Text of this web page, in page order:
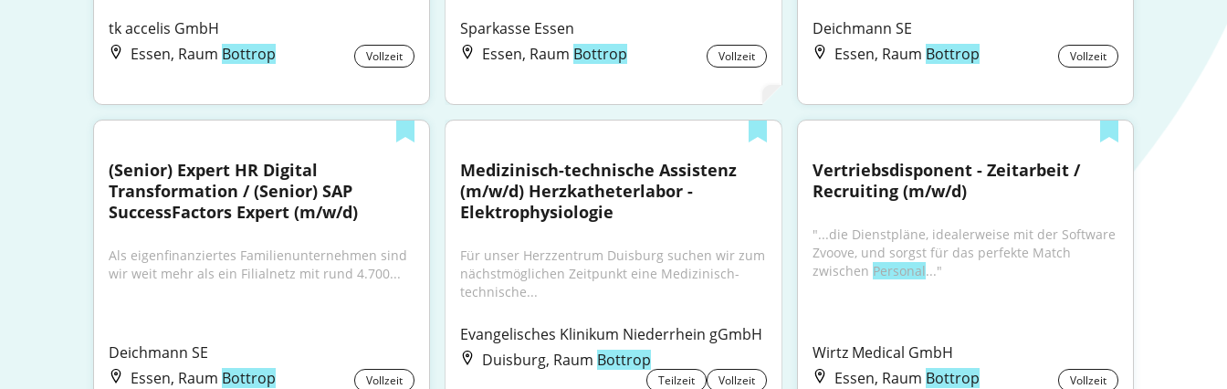
tk accelis GmbH
Essen, Raum Bottrop Vollzeit
Sparkasse Essen
Essen, Raum Bottrop Vollzeit
Deichmann SE
Essen, Raum Bottrop Vollzeit
(Senior) Expert HR Digital
Transformation / (Senior) SAP
SuccessFactors Expert (m/w/d)
Als eigenfinanziertes Familienunternehmen sind
wir weit mehr als ein Filialnetz mit rund 4.700...
Deichmann SE
Essen, Raum Bottrop Vollzeit
Medizinisch-technische Assistenz
(m/w/d) Herzkatheterlabor -
Elektrophysiologie
Für unser Herzzentrum Duisburg suchen wir zum
nächstmöglichen Zeitpunkt eine Medizinisch-
technische...
Evangelisches Klinikum Niederrhein gGmbH
Duisburg, Raum Bottrop
Teilzeit Vollzeit
Vertriebsdisponent - Zeitarbeit /
Recruiting (m/w/d)
"...die Dienstpläne, idealerweise mit der Software
Zvoove, und sorgst für das perfekte Match
zwischen Personal..."
Wirtz Medical GmbH
Essen, Raum Bottrop Vollzeit